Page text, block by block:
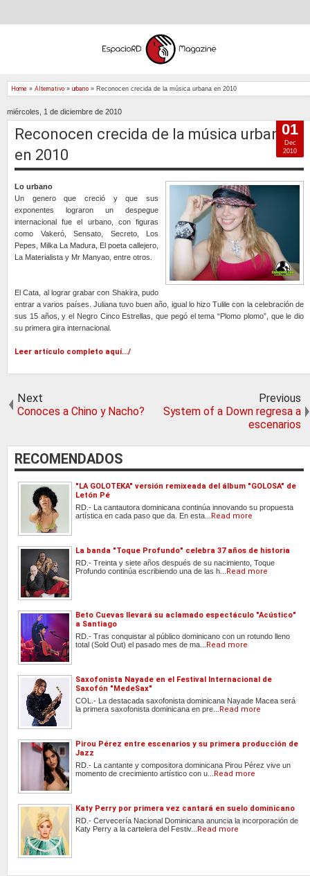
Home » Alternativo » urbano » Reconocen crecida de la música urbana en 2010
miércoles, 1 de diciembre de 2010
Reconocen crecida de la música urbana
en 2010
Lo urbano
Un genero que creció y que sus
exponentes lograron un despegue
internacional fue el urbano, con figuras
como Vakeró, Sensato, Secreto, Los
Pepes, Milka La Madura, El poeta callejero,
La Materialista y Mr Manyao, entre otros.
El Cata, al lograr grabar con Shakira, pudo
entrar a varios países. Juliana tuvo buen año, igual lo hizo Tulile con la celebración de
sus 15 años, y el Negro Cinco Estrellas, que pegó el tema “Plomo plomo”, que le dio
su primera gira internacional.
Leer artículo completo aquí.../
01
Dec
2010
Next
Conoces a Chino y Nacho?
Previous
System of a Down regresa a
escenarios
RECOMENDADOS
"LA GOLOTEKA" versión remixeada del álbum "GOLOSA" de
Letón Pé
RD.- La cantautora dominicana continúa innovando su propuesta
artística en cada paso que da. En esta...
Read more
La banda "Toque Profundo" celebra 37 años de historia
RD.- Treinta y siete años después de su nacimiento, Toque
Profundo continúa escribiendo una de las h...
Read more
Beto Cuevas llevará su aclamado espectáculo "Acústico"
a Santiago
RD.- Tras conquistar al público dominicano con un rotundo lleno
total (Sold Out) el pasado mes de ma...
Read more
Saxofonista Nayade en el Festival Internacional de
Saxofón "MedeSax"
COL.- La destacada saxofonista dominicana Nayade Macea será
la primera saxofonista dominicana en pre...
Read more
Pirou Pérez entre escenarios y su primera producción de
Jazz
RD.- La cantante y compositora dominicana Pirou Pérez vive un
momento de crecimiento artístico con u...
Read more
Katy Perry por primera vez cantará en suelo dominicano
RD.- Cervecería Nacional Dominicana anuncia la incorporación de
Katy Perry a la cartelera del Festiv...
Read more